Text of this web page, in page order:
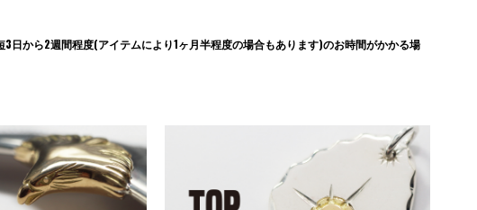
から2週間程度(アイテムにより1ヶ月半程度の場合もあります)のお時間がかかる場